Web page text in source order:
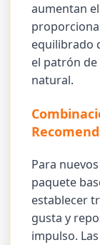
aumentan
equilibrado
el patrón
natural.
Para
paquete
establecer
gusta y
impulso.